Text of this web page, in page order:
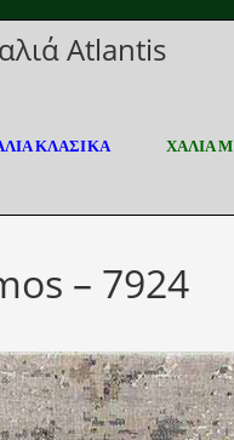
Atlantis
ΚΛΑΣΙΚΑ ΧΑΛΙΑ
– 7924